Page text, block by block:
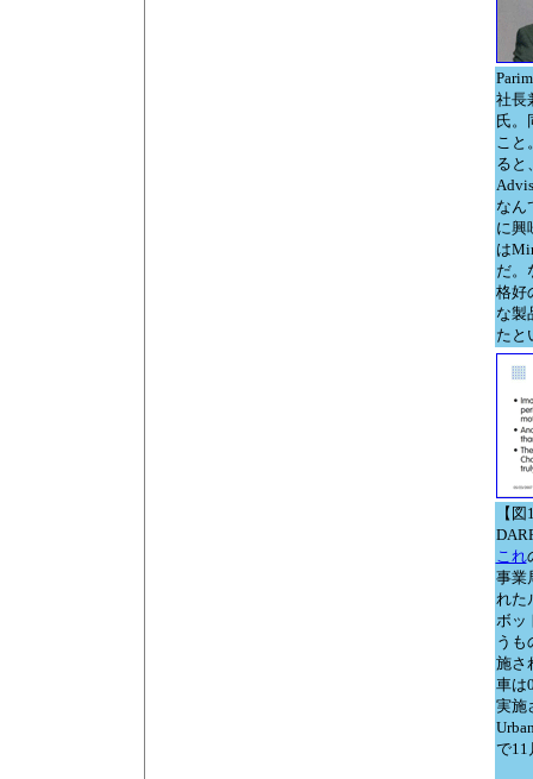
社長
氏。
こ
ると
なん
に興
は
だ。
格好
な製
たと
【
これ
事業
れた
ボッ
うも
施さ
車は
実施
で11